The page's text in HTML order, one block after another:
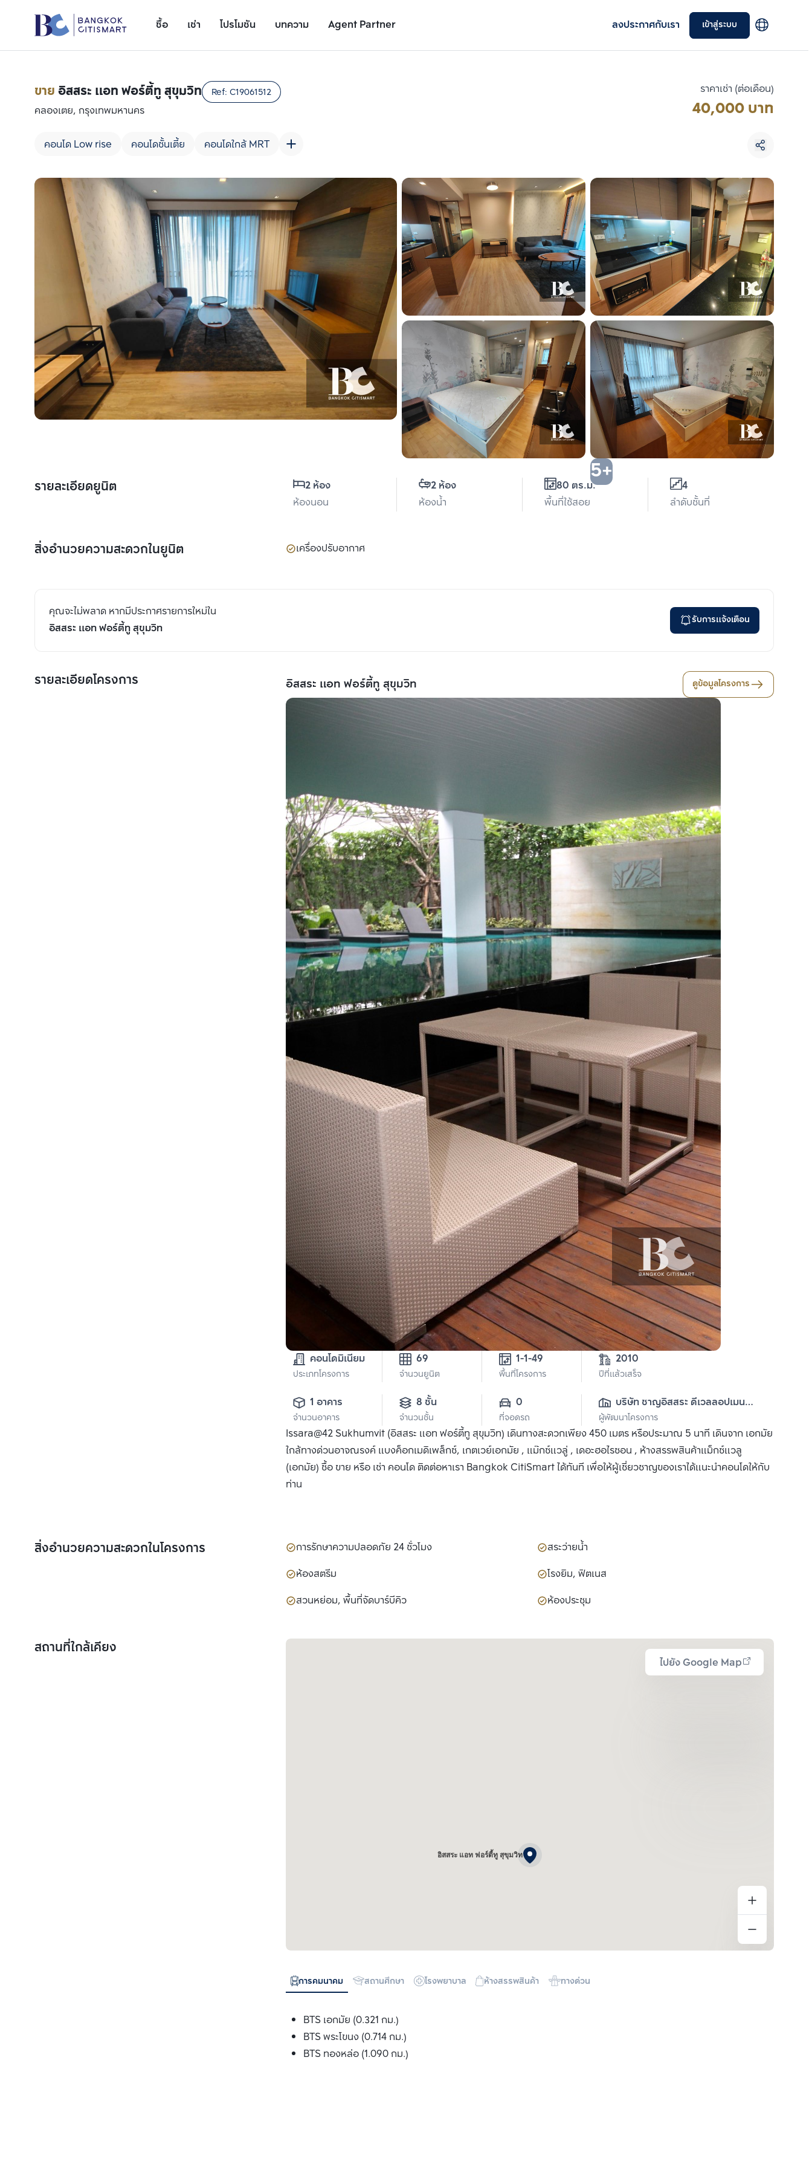
ซื้อ เช่า โปรโมชัน บทความ Agent Partner ลงประกาศกับเรา เข้าสู่ระบบ
รายละเอียดยูนิต
ขายอิสสระ แอท ฟอร์ตี้ทู สุขุมวิท Ref: C19061512
คลองเตย, กรุงเทพมหานคร
คอนโด Low rise คอนโดชั้นเตี้ย คอนโดใกล้ MRT
ราคาเช่า (ต่อเดือน)
40,000 บาท
5+
รายละเอียดยูนิต
2 ห้อง
ห้องนอน
2 ห้อง
ห้องน้ำ
80 ตร.ม.
พื้นที่ใช้สอย
4
ลำดับชั้นที่
สิ่งอำนวยความสะดวกในยูนิต เครื่องปรับอากาศ
คุณจะไม่พลาด หากมีประกาศรายการใหม่ใน
อิสสระ แอท ฟอร์ตี้ทู สุขุมวิท
รับการแจ้งเตือน
รายละเอียดโครงการ อิสสระ แอท ฟอร์ตี้ทู สุขุมวิท ดูข้อมูลโครงการ
คอนโดมิเนียม
ประเภทโครงการ
69
จำนวนยูนิต พื้นที่โครงการ
2010
ปีที่แล้วเสร็จ
1 อาคาร
จำนวนอาคาร
8 ชั้น
จำนวนชั้น
0
ที่จอดรถ
บริษัท ชาญอิสสระ ดีเวลลอปเมนท์
จำกัด (มหาชน)
ผู้พัฒนาโครงการ
Issara@42 Sukhumvit (อิสสระ แอท ฟอร์ตี้ทู สุขุมวิท) เดินทางสะดวกเพียง 450 เมตร หรือประมาณ 5 นาที เดินจาก เอกมัย
ใกล้ทางด่วนอาจณรงค์ แบงค็อกเมดิเพล็กซ์, เกตเวย์เอกมัย , แม๊กซ์แวลู่ , เดอะฮอไรซอน , ห้างสรรพสินค้าแม็กซ์แวลู
(เอกมัย) ซื้อ ขาย หรือ เช่า คอนโด ติดต่อหาเรา Bangkok CitiSmart ได้ทันที เพื่อให้ผู้เชี่ยวชาญของเราได้แนะนำคอนโดให้กับ
ท่าน
สิ่งอำนวยความสะดวกในโครงการ การรักษาความปลอดภัย 24 ชั่วโมง
สระว่ายน้ำ
ห้องสตรีม
โรงยิม, ฟิตเนส
สวนหย่อม, พื้นที่จัดบาร์บีคิว
ห้องประชุม
สถานที่ใกล้เคียง
ไปยัง Google Map
อิสสระ แอท ฟอร์ตี้ทู สุขุมวิท
การคมนาคม สถานศึกษา โรงพยาบาล ห้างสรรพสินค้า ทางด่วน
BTS เอกมัย (0.321 กม.)
BTS พระโขนง (0.714 กม.)
BTS ทองหล่อ (1.090 กม.)
เพิ่มยูนิตเปรียบเทียบ
รายการที่ 1
เพิ่มยูนิตเปรียบเทียบ
รายการที่ 2
เพิ่มยูนิตเปรียบเทียบ
เลือกยูนิตเพื่อเปรียบเทียบ
เลือกได้สูงสุด 3 รายการ
เปรียบเทียบ
ลบทั้งหมด